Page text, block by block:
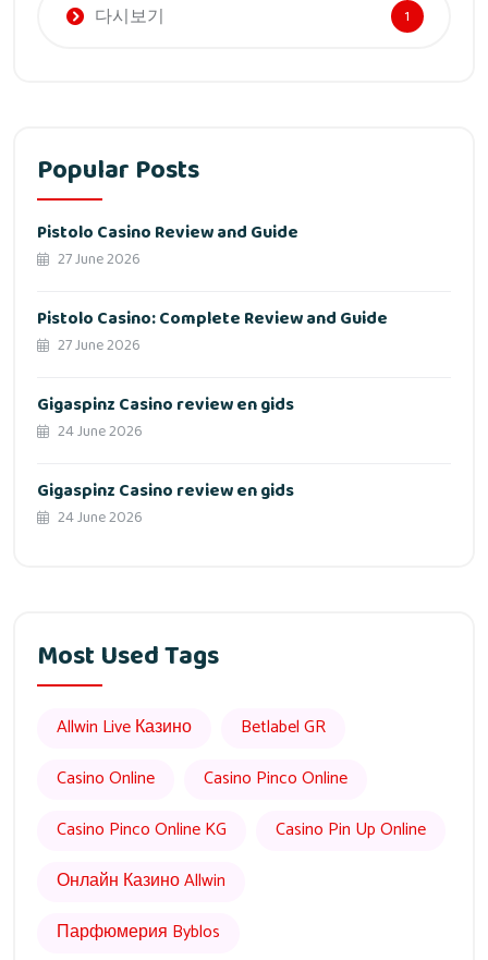
다시보기 1
Popular Posts
Pistolo Casino Review and Guide
27 June 2026
Pistolo Casino: Complete Review and Guide
27 June 2026
Gigaspinz Casino review en gids
24 June 2026
Gigaspinz Casino review en gids
24 June 2026
Most Used Tags
Allwin Live Казино
Betlabel GR
Casino Online
Casino Pinco Online
Casino Pinco Online KG
Casino Pin Up Online
Онлайн Казино Allwin
Парфюмерия Byblos